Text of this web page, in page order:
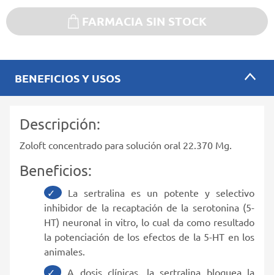
FARMACIA SIN STOCK
BENEFICIOS Y USOS
Descripción:
Zoloft concentrado para solución oral 22.370 Mg.
Beneficios:
La sertralina es un potente y selectivo
inhibidor de la recaptación de la serotonina (5-
HT) neuronal in vitro, lo cual da como resultado
la potenciación de los efectos de la 5-HT en los
animales.
A dosis clínicas, la sertralina bloquea la